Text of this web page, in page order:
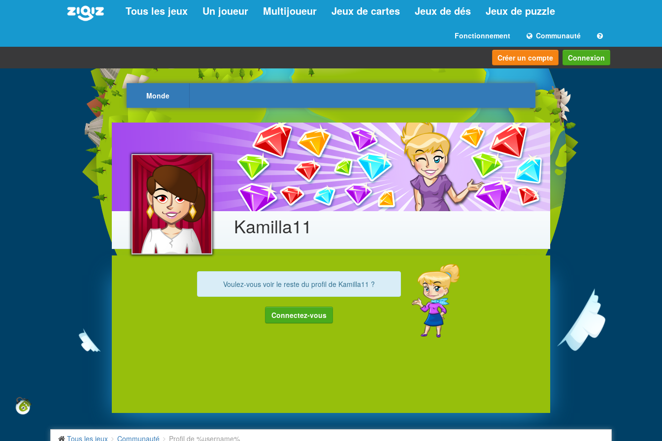
Tous les jeux Un joueur Multijoueur Jeux de cartes Jeux de dés Jeux de puzzle
Fonctionnement Communauté
Créer un compte Connexion
Monde
Kamilla11
Voulez-vous voir le reste du profil de Kamilla11 ?
Connectez-vous
Tous les jeux Communauté Profil de %username%